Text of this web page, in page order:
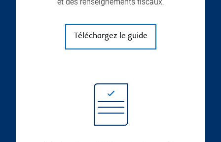
Téléchargez le guide